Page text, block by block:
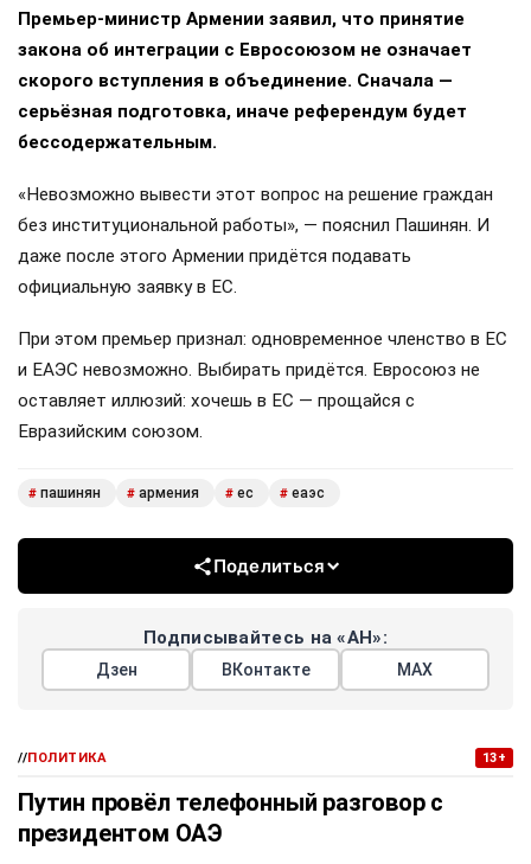
Премьер-министр Армении заявил, что принятие
закона об интеграции с Евросоюзом не означает
скорого вступления в объединение. Сначала —
серьёзная подготовка, иначе референдум будет
бессодержательным.
«Невозможно вывести этот вопрос на решение граждан
без институциональной работы», — пояснил Пашинян. И
даже после этого Армении придётся подавать
официальную заявку в ЕС.
При этом премьер признал: одновременное членство в ЕС
и ЕАЭС невозможно. Выбирать придётся. Евросоюз не
оставляет иллюзий: хочешь в ЕС — прощайся с
Евразийским союзом.
# пашинян # армения # ес # еаэс
Поделиться
Подписывайтесь на «АН»:
Дзен ВКонтакте МАХ
//ПОЛИТИКА 13+
Путин провёл телефонный разговор с
президентом ОАЭ